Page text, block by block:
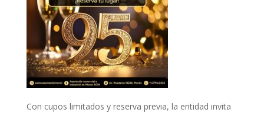
Con cupos limitados y reserva previa, la entidad invita